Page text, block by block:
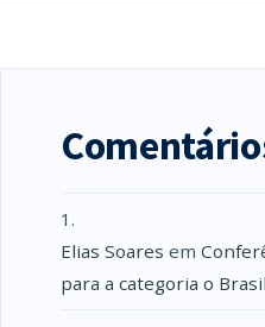
Elias Soares em
para a categoria o